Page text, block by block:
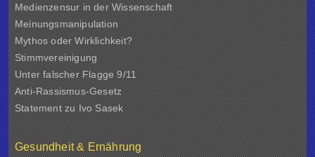
Medienzensur in der Wissenschaft
Meinungsmanipulation
Mythos oder Wirklichkeit?
Stimmvereinigung
Unter falscher Flagge 9/11
Anti-Rassismus-Gesetz
Statement zu Ivo Sasek
Gesundheit & Ernährung